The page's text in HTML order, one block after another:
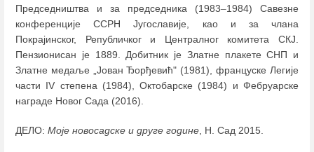
Председништва и за председника (1983–1984) Савезне
конференције ССРН Југославије, као и за члана
Покрајинског, Републичког и Централног комитета СКЈ.
Пензионисан је 1889. Добитник је Златне плакете СНП и
Златне медаље „Јован Ђорђевић" (1981), француске Легије
части IV степена (1984), Октобарске (1984) и Фебруарске
награде Новог Сада (2016).
ДЕЛО: Моје новосадске и друге године , Н. Сад 2015.